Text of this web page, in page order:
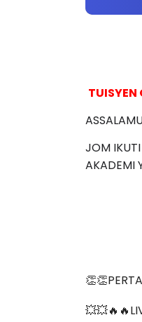
TUISYEN
JOM
AKADEMI